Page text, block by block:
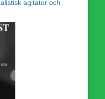
agitator och